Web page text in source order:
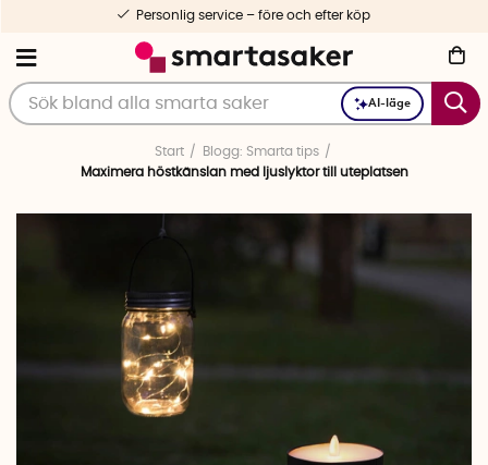
AI-läge
1-3 dagars leverans
Start
Blogg: Smarta tips
Maximera höstkänslan med ljuslyktor till uteplatsen